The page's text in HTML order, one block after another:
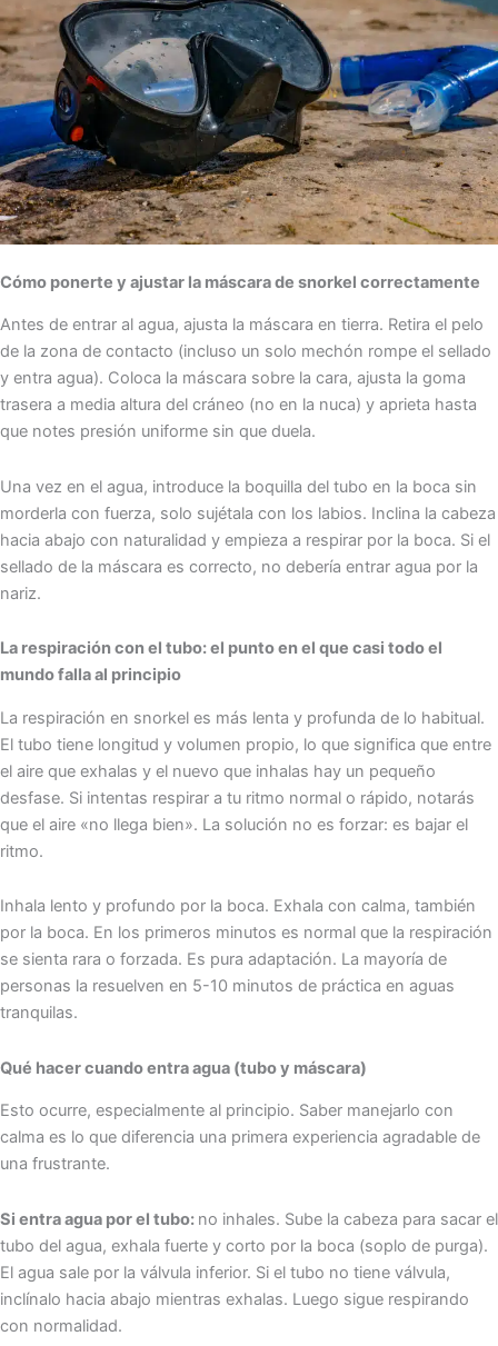
Cómo ponerte y ajustar la máscara de snorkel correctamente
Antes de entrar al agua, ajusta la máscara en tierra. Retira el pelo
de la zona de contacto (incluso un solo mechón rompe el sellado
y entra agua). Coloca la máscara sobre la cara, ajusta la goma
trasera a media altura del cráneo (no en la nuca) y aprieta hasta
que notes presión uniforme sin que duela.
Una vez en el agua, introduce la boquilla del tubo en la boca sin
morderla con fuerza, solo sujétala con los labios. Inclina la cabeza
hacia abajo con naturalidad y empieza a respirar por la boca. Si el
sellado de la máscara es correcto, no debería entrar agua por la
nariz.
La respiración con el tubo: el punto en el que casi todo el
mundo falla al principio
La respiración en snorkel es más lenta y profunda de lo habitual.
El tubo tiene longitud y volumen propio, lo que significa que entre
el aire que exhalas y el nuevo que inhalas hay un pequeño
desfase. Si intentas respirar a tu ritmo normal o rápido, notarás
que el aire «no llega bien». La solución no es forzar: es bajar el
ritmo.
Inhala lento y profundo por la boca. Exhala con calma, también
por la boca. En los primeros minutos es normal que la respiración
se sienta rara o forzada. Es pura adaptación. La mayoría de
personas la resuelven en 5-10 minutos de práctica en aguas
tranquilas.
Qué hacer cuando entra agua (tubo y máscara)
Esto ocurre, especialmente al principio. Saber manejarlo con
calma es lo que diferencia una primera experiencia agradable de
una frustrante.
Si entra agua por el tubo: no inhales. Sube la cabeza para sacar el
tubo del agua, exhala fuerte y corto por la boca (soplo de purga).
El agua sale por la válvula inferior. Si el tubo no tiene válvula,
inclínalo hacia abajo mientras exhalas. Luego sigue respirando
con normalidad.